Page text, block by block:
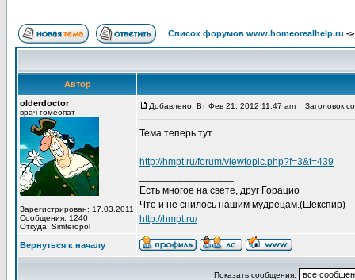
Список форумов www.homeorealhelp.ru -
Автор
olderdoctor
врач-гомеопат
Зарегистрирован: 17.03.2011
Сообщения: 1240
Откуда: Simferopol
Добавлено: Вт Фев 21, 2012 11:47 am Заголовок
Тема теперь тут
http://hmpt.ru/forum/viewtopic.php?f=3&t=439
Есть многое на свете, друг Горацио
Что и не снилось нашим мудрецам.(Шекспир)
http://hmpt.ru/
Вернуться к началу
Показать сообщения: